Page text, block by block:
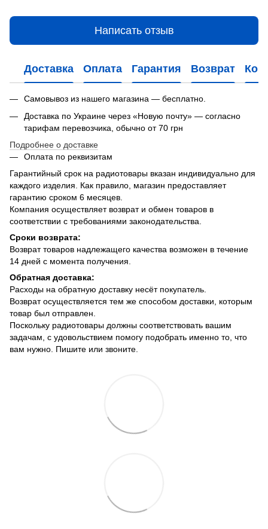
Написать отзыв
Доставка Оплата Гарантия Возврат
Самовывоз из нашего магазина — бесплатно.
Доставка по Украине через «Новую почту» — согласно
тарифам перевозчика, обычно от 70 грн
Подробнее о доставке
Оплата по реквизитам
Гарантийный срок на радиотовары вказан индивидуально для
каждого изделия. Как правило, магазин предоставляет
гарантию сроком 6 месяцев.
Компания осуществляет возврат и обмен товаров в
соответствии с требованиями законодательства.
Сроки возврата:
Возврат товаров надлежащего качества возможен в течение
14 дней с момента получения.
Обратная доставка:
Расходы на обратную доставку несёт покупатель.
Возврат осуществляется тем же способом доставки, которым
товар был отправлен.
Поскольку радиотовары должны соответствовать вашим
задачам, с удовольствием помогу подобрать именно то, что
вам нужно. Пишите или звоните.